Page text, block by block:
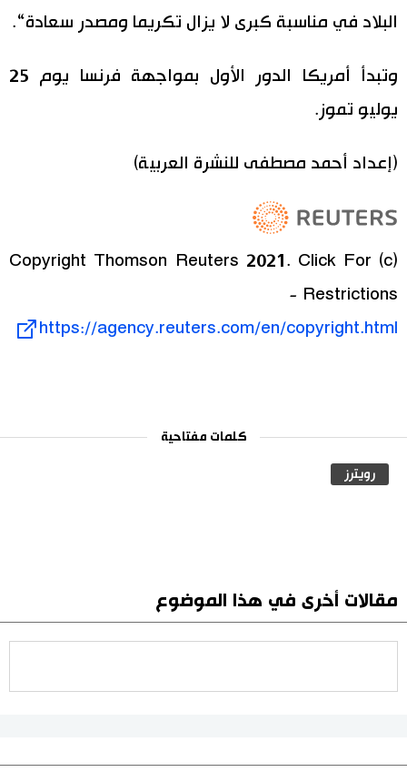
البلاد في مناسبة كبرى لا يزال تكريما ومصدر سعادة“.
وتبدأ أمريكا الدور الأول بمواجهة فرنسا يوم 25
يوليو تموز.
(إعداد أحمد مصطفى للنشرة العربية)
(c) Copyright Thomson Reuters 2021. Click For
Restrictions -
https://agency.reuters.com/en/copyright.html
كلمات مفتاحية
رويترز
مقالات أخرى في هذا الموضوع